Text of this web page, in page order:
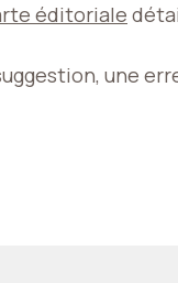
éditoriale
une